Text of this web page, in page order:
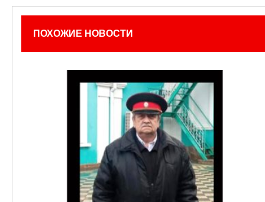
ПОХОЖИЕ НОВОСТИ